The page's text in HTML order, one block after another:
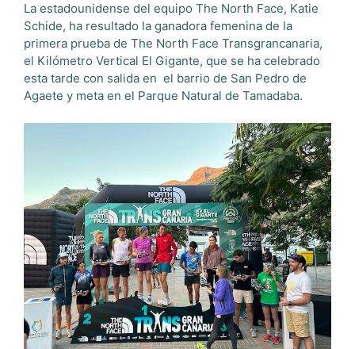
La estadounidense del equipo The North Face, Katie
Schide, ha resultado la ganadora femenina de la
primera prueba de The North Face Transgrancanaria,
el Kilómetro Vertical El Gigante, que se ha celebrado
esta tarde con salida en el barrio de San Pedro de
Agaete y meta en el Parque Natural de Tamadaba.